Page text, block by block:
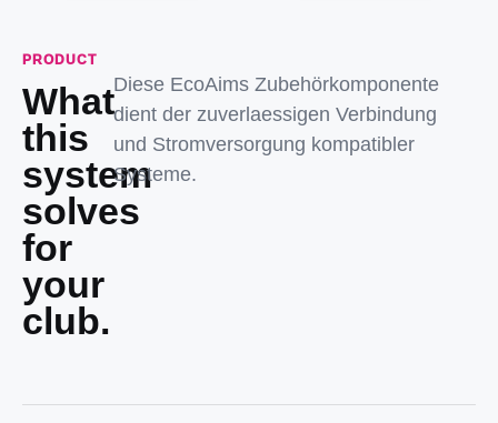
PRODUCT
What
this
system
solves
for
your
club.
Diese EcoAims Zubehörkomponente
dient der zuverlaessigen Verbindung
und Stromversorgung kompatibler
Systeme.